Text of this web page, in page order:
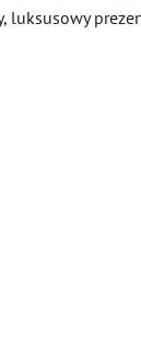
luksusowy